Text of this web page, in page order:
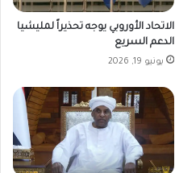
الاتحاد الأوروبي يوجه تحذيراً لمليشيا
الدعم السريع
يونيو 19, 2026